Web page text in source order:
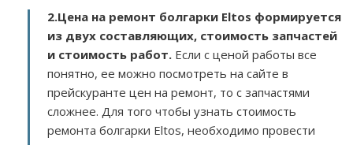
2.Цена на ремонт болгарки Eltos формируется
из двух составляющих, стоимость запчастей
и стоимость работ. Если с ценой работы все
понятно, ее можно посмотреть на сайте в
прейскуранте цен на ремонт, то с запчастями
сложнее. Для того чтобы узнать стоимость
ремонта болгарки Eltos, необходимо провести